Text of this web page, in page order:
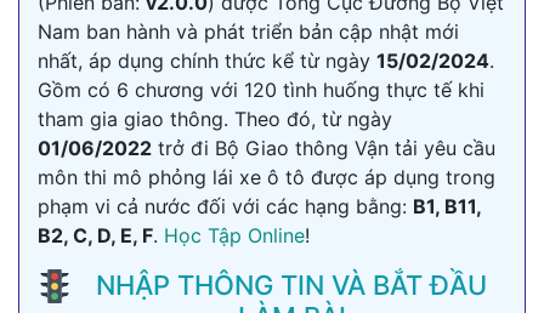
Nam ban hành và phát triển bản cập nhật mới
nhất, áp dụng chính thức kể từ ngày 15/02/2024.
Gồm có 6 chương với 120 tình huống thực tế khi
tham gia giao thông. Theo đó, từ ngày
01/06/2022 trở đi Bộ Giao thông Vận tải yêu cầu
môn thi mô phỏng lái xe ô tô được áp dụng trong
phạm vi cả nước đối với các hạng bằng: B1, B11,
B2, C, D, E, F. Học Tập Online!
NHẬP THÔNG TIN VÀ BẮT ĐẦU